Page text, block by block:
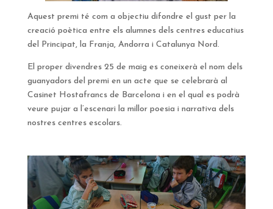
Aquest premi té com a objectiu difondre el gust per la
creació poètica entre els alumnes dels centres educatius
del Principat, la Franja, Andorra i Catalunya Nord.
El proper divendres 25 de maig es coneixerà el nom dels
guanyadors del premi en un acte que se celebrarà al
Casinet Hostafrancs de Barcelona i en el qual es podrà
veure pujar a l’escenari la millor poesia i narrativa dels
nostres centres escolars.